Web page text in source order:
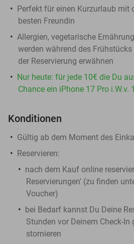
Perfekt für einen Kurzurlaub mit
besten Freundin
Allergien, vegetarische
werden während des
der Reservierung erwähnen
Nur heute: für jede 10€ die Du
Chance ein iPhone 17 Pro i.W.v.
Konditionen
Gültig ab dem Moment des
Reservieren:
nach dem Kauf online
Reservierungen' (zu finden
Voucher)
bei Bedarf kannst Du Deine
Stunden vor Deinem Check-In
stornieren